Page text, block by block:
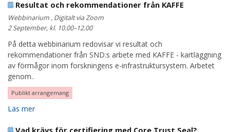
Resultat och rekommendationer från KAFFE
Webbinarium , Digitalt via Zoom
2 September, kl. 10.00–12.00
På detta webbinarium redovisar vi resultat och
rekommendationer från SND:s arbete med KAFFE - kartläggning
av förmågor inom forskningens e-infrastruktursystem. Arbetet
genom..
Publikt arrangemang
Läs mer
Vad krävs för certifiering med Core Trust Seal?